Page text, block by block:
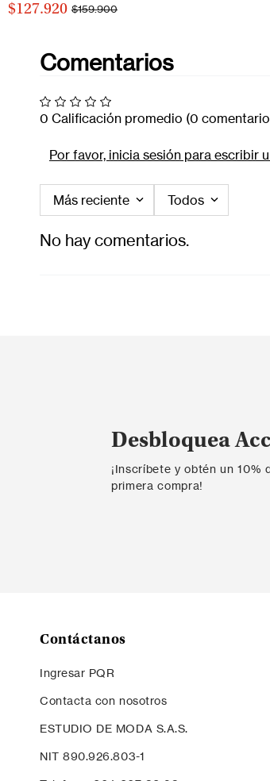
$127.920 $159.900
Comentarios
0 Calificación promedio (0
Por favor, inicia sesión para escribir
Más reciente Todos
No hay comentarios.
Desbloquea
¡Inscríbete y obtén un 10%
primera compra!
Contáctanos
Ingresar PQR
Contacta con nosotros
ESTUDIO DE MODA S.A.S.
NIT 890.926.803-1